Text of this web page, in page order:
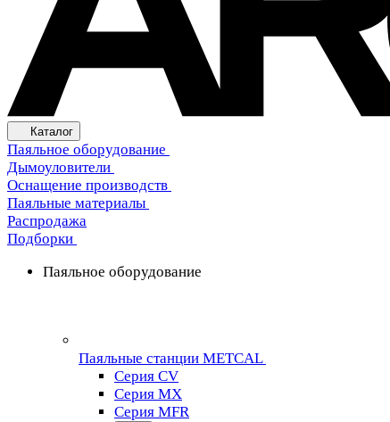
Каталог
Паяльное оборудование
Дымоуловители
Оснащение производств
Паяльные материалы
Распродажа
Подборки
Паяльное оборудование
Паяльные станции METCAL
Серия CV
Серия MX
Серия MFR